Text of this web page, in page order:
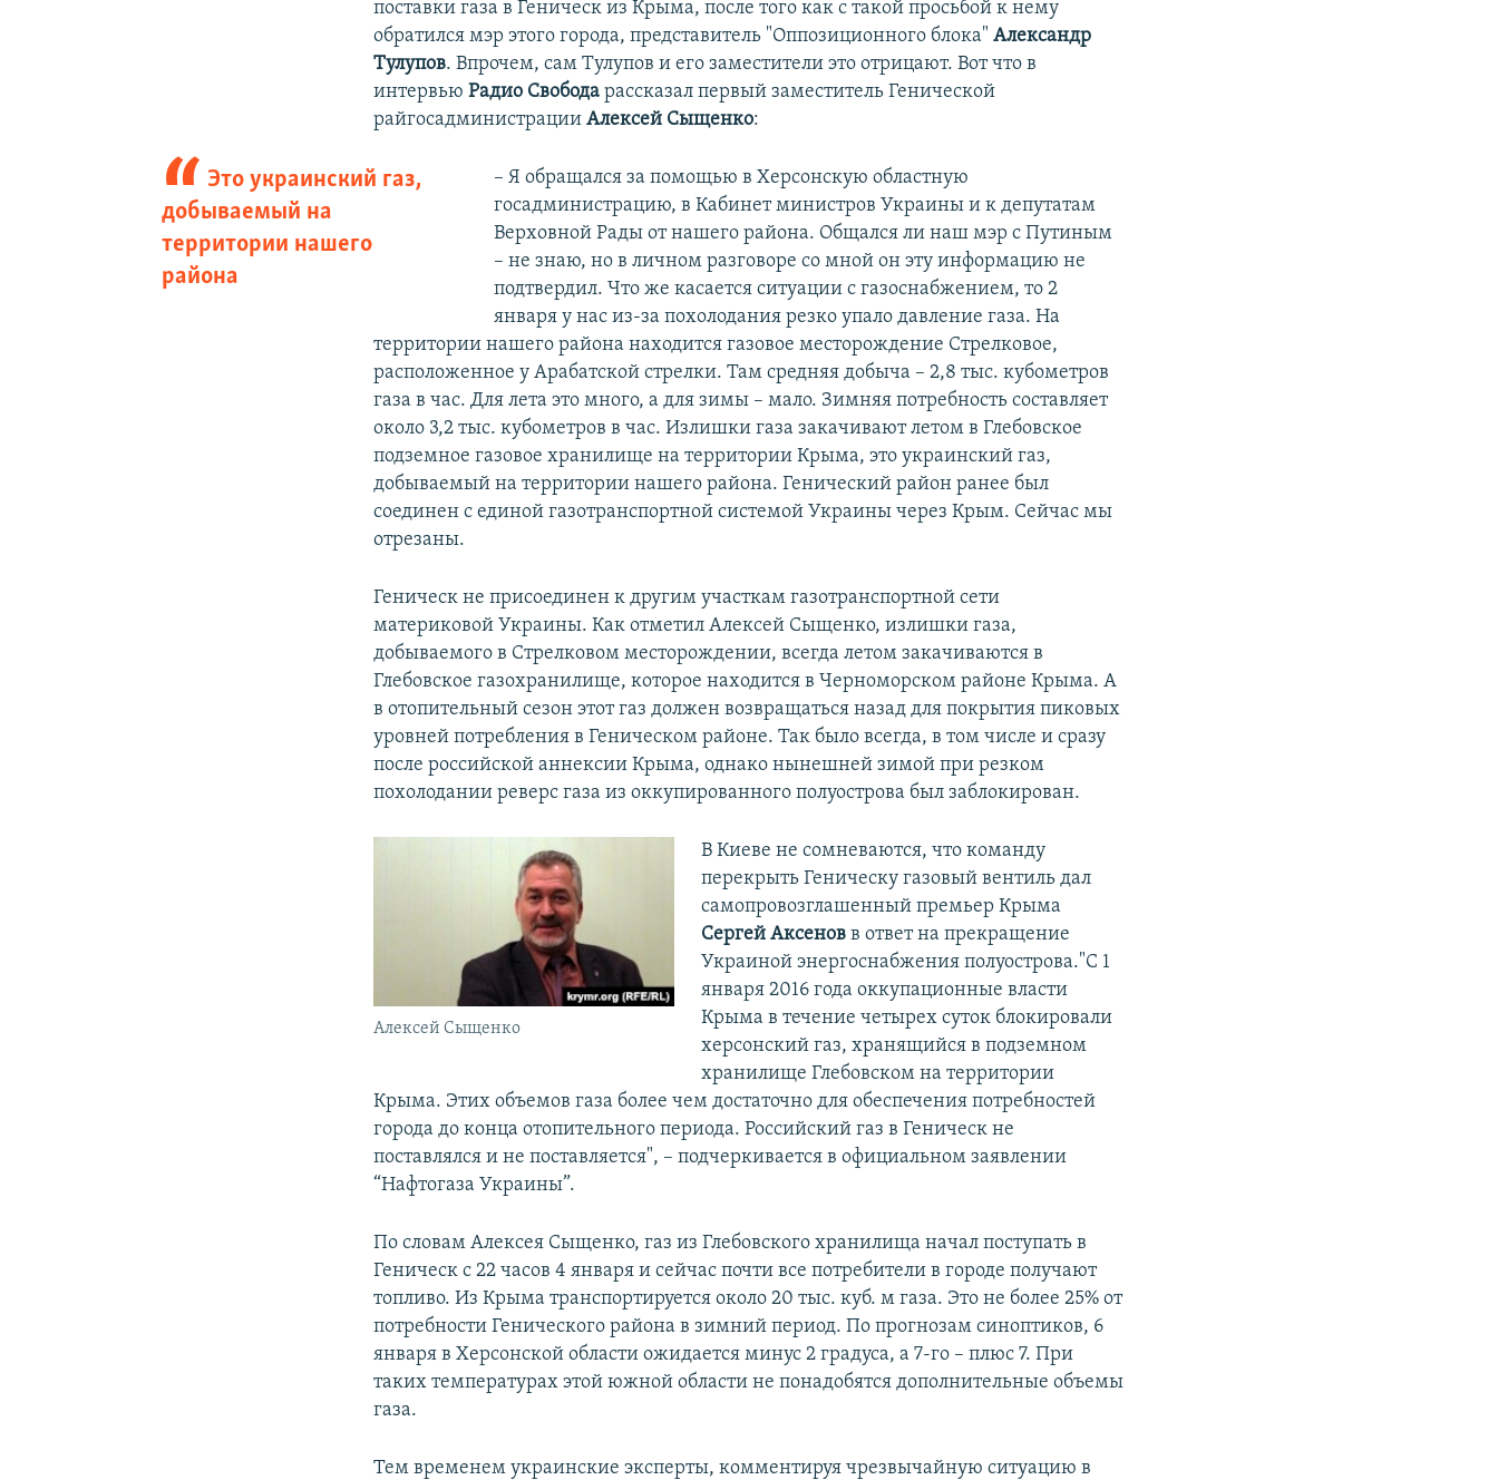
поставки газа в Геническ из Крыма, после того как с такой просьбой к нему
обратился мэр этого города, представитель "Оппозиционного блока"Александр
Тулупов. Впрочем, сам Тулупов и его заместители это отрицают. Вот что в
интервьюРадио Свобода рассказал первый заместитель Генической
райгосадминистрацииАлексей Сыщенко:
Это украинский газ,
добываемый на
территории нашего
района
– Я обращался за помощью в Херсонскую областную
госадминистрацию, в Кабинет министров Украины и к депутатам
Верховной Рады от нашего района. Общался ли наш мэр с Путиным
– не знаю, но в личном разговоре со мной он эту информацию не
подтвердил. Что же касается ситуации с газоснабжением, то 2
января у нас из-за похолодания резко упало давление газа. На
территории нашего района находится газовое месторождение Стрелковое,
расположенное у Арабатской стрелки. Там средняя добыча – 2,8 тыс. кубометров
газа в час. Для лета это много, а для зимы – мало. Зимняя потребность составляет
около 3,2 тыс. кубометров в час. Излишки газа закачивают летом в Глебовское
подземное газовое хранилище на территории Крыма, это украинский газ,
добываемый на территории нашего района. Генический район ранее был
соединен с единой газотранспортной системой Украины через Крым. Сейчас мы
отрезаны.
Геническ не присоединен к другим участкам газотранспортной сети
материковой Украины. Как отметил Алексей Сыщенко, излишки газа,
добываемого в Стрелковом месторождении, всегда летом закачиваются в
Глебовское газохранилище, которое находится в Черноморском районе Крыма. А
в отопительный сезон этот газ должен возвращаться назад для покрытия пиковых
уровней потребления в Геническом районе. Так было всегда, в том числе и сразу
после российской аннексии Крыма, однако нынешней зимой при резком
похолодании реверс газа из оккупированного полуострова был заблокирован.
Алексей Сыщенко
В Киеве не сомневаются, что команду
перекрыть Геническу газовый вентиль дал
самопровозглашенный премьер Крыма
Сергей Аксеновв ответ на прекращение
Украиной энергоснабжения полуострова.​"С 1
января 2016 года оккупационные власти
Крыма в течение четырех суток блокировали
херсонский газ, хранящийся в подземном
хранилище Глебовском на территории
Крыма. Этих объемов газа более чем достаточно для обеспечения потребностей
города до конца отопительного периода. Российский газ в Геническ не
поставлялся и не поставляется", – подчеркивается в официальном заявлении
“Нафтогаза Украины”.
По словам Алексея Сыщенко, газ из Глебовского хранилища начал поступать в
Геническ с 22 часов 4 января и сейчас почти все потребители в городе получают
топливо. Из Крыма транспортируется около 20 тыс. куб. м газа. Это не более 25% от
потребности Генического района в зимний период. По прогнозам синоптиков, 6
января в Херсонской области ожидается минус 2 градуса, а 7-го – плюс 7. При
таких температурах этой южной области не понадобятся дополнительные объемы
газа.
Тем временем украинские эксперты, комментируя чрезвычайную ситуацию в